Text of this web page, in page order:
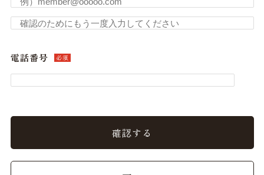
電話番号 必須
確認する